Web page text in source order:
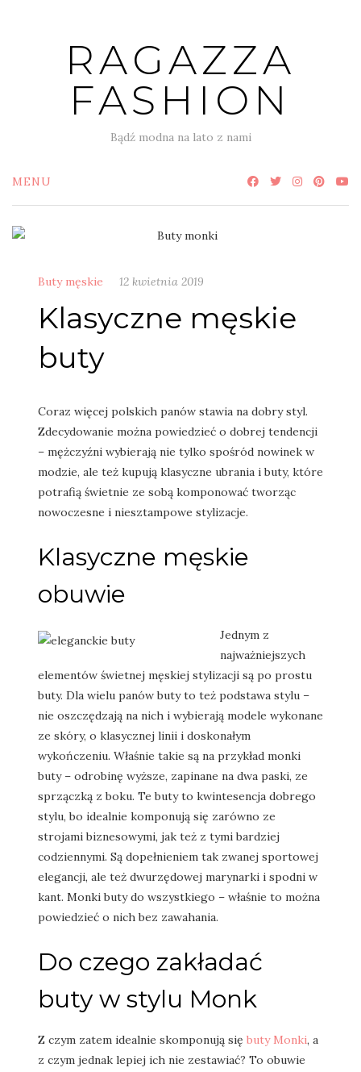
RAGAZZA
FASHION
Bądź modna na lato z nami
MENU
Buty męskie 12 kwietnia 2019
Klasyczne męskie
buty
Coraz więcej polskich panów stawia na dobry styl.
Zdecydowanie można powiedzieć o dobrej tendencji
– mężczyźni wybierają nie tylko spośród nowinek w
modzie, ale też kupują klasyczne ubrania i buty, które
potrafią świetnie ze sobą komponować tworząc
nowoczesne i niesztampowe stylizacje.
Klasyczne męskie
obuwie
Jednym z
najważniejszych
elementów świetnej męskiej stylizacji są po prostu
buty. Dla wielu panów buty to też podstawa stylu –
nie oszczędzają na nich i wybierają modele wykonane
ze skóry, o klasycznej linii i doskonałym
wykończeniu. Właśnie takie są na przykład monki
buty – odrobinę wyższe, zapinane na dwa paski, ze
sprzączką z boku. Te buty to kwintesencja dobrego
stylu, bo idealnie komponują się zarówno ze
strojami biznesowymi, jak też z tymi bardziej
codziennymi. Są dopełnieniem tak zwanej sportowej
elegancji, ale też dwurzędowej marynarki i spodni w
kant. Monki buty do wszystkiego – właśnie to można
powiedzieć o nich bez zawahania.
Do czego zakładać
buty w stylu Monk
Z czym zatem idealnie skomponują się buty Monki, a
z czym jednak lepiej ich nie zestawiać? To obuwie